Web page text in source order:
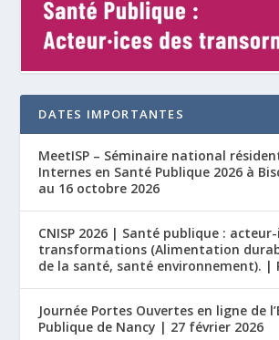
DATES IMPORTANTES
MeetISP – Séminaire national
Internes en Santé Publique 2026 à
au 16 octobre 2026
CNISP 2026 | Santé publique :
transformations (Alimentation
de la santé, santé environnement). |
Journée Portes Ouvertes en ligne de
Publique de Nancy | 27 février 2026